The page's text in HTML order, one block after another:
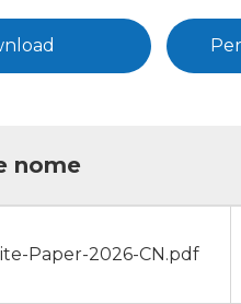
nome
Paper-2026-CN.pdf